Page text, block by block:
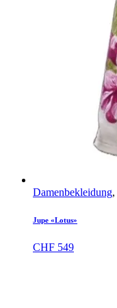
Damenbekleidung,
Jupe «Lotus»
CHF 549